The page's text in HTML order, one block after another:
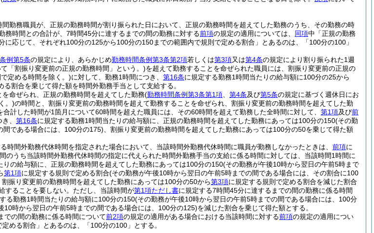
勤務職員が、正規の勤務時間が割り振られた日において、正規の勤務時間を超えてした勤務のうち、その勤務の時
務時間との合計が、7時間45分に達するまでの間の勤務に対する前項の規定の適用については、 同項中「正規の勤務
に応じて、それぞれ100分の125から100分の150までの範囲内で規則で定める割合」とあるのは、「100分の100」
例第5条の規定により、あらかじめ勤務時間条例第3条第2項若しくは第3項又は第4条の規定により割り振られた1週
「割振り変更前の正規の勤務時間」という。)を超えて勤務することを命ぜられた職員には、割振り変更前の正規の
定める時間を除く。)に対して、勤務1時間につき、 第16条に規定する勤務1時間当たりの給与額に100分の25から
割合を乗じて得た額を時間外勤務手当として支給する。
命ぜられ、正規の勤務時間を超えてした勤務(勤務時間条例第3条第1項 第4条及び第5条の規定に基づく週休日にお
。)の時間と、割振り変更前の勤務時間を超えて勤務することを命ぜられ、割振り変更前の勤務時間を超えてした勤
合計した時間が1箇月について60時間を超えた職員には、その60時間を超えて勤務した全時間に対して、 第1項及び前
、 第16条に規定する勤務1時間当たりの給与額に、正規の勤務時間を超えてした勤務にあっては100分の150(その勤
である場合には、100分の175) 、割振り変更前の勤務時間を超えてした勤務にあっては100分の50を乗じて得た額
時間外勤務代休時間を指定された場合において、当該時間外勤務代休時間に職員が勤務しなかったときは、 前項に
のうち当該時間外勤務代休時間の指定に代えられた時間外勤務手当の支給に係る時間に対しては、当該時間1時間に
りの給与額に、正規の勤務時間を超えてした勤務にあっては100分の150(その勤務が午後10時から翌日の午前5時まで
第1項に規定する規則で定める割合(その勤務が午後10時から翌日の午前5時までの間である場合には、その割合に100
割振り変更前の勤務時間を超えてした勤務にあっては100分の50から第3項に規定する規則で定める割合を減じた割合
することを要しない。 ただし、当該時間が第1項ただし書に規定する7時間45分に達するまでの間の勤務に係る時間
る勤務1時間当たりの給与額に100分の150(その勤務が午後10時から翌日の午前5時までの間である場合には、100分
10時から翌日の午前5時までの間である場合には、100分の125)を減じた割合を乗じて得た額とする。
での間の勤務に係る時間について前2項の規定の適用がある場合における当該時間に対する前項の規定の適用につい
める割合」とあるのは、「100分の100」とする。